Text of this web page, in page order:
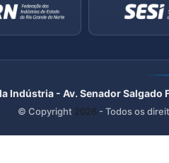
Indústria - Av. Senador
© Copyright 2026 - Todos os